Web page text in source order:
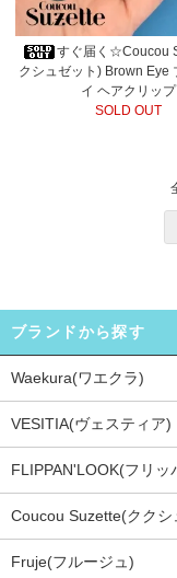
すぐ届く☆Coucou
クシュゼット) Brown Eye
イ ヘアクリップ
SOLD OUT
ブランドから探す
Waekura(ワエクラ)
VESITIA(ヴェスティア)
FLIPPAN'LOOK(フリッ
Coucou Suzette(ククシ
Fruje(フルージュ)